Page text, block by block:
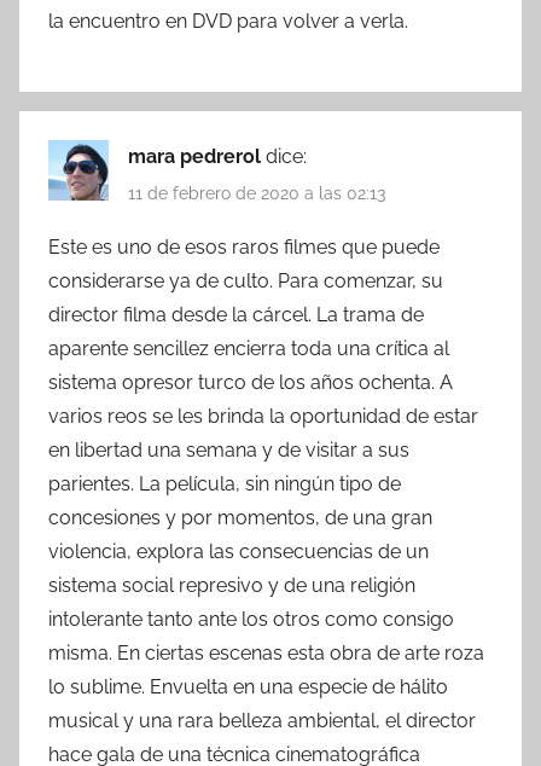
la encuentro en DVD para volver a verla.
mara pedrerol dice:
11 de febrero de 2020 a las 02:13
Este es uno de esos raros filmes que puede
considerarse ya de culto. Para comenzar, su
director filma desde la cárcel. La trama de
aparente sencillez encierra toda una crítica al
sistema opresor turco de los años ochenta. A
varios reos se les brinda la oportunidad de estar
en libertad una semana y de visitar a sus
parientes. La película, sin ningún tipo de
concesiones y por momentos, de una gran
violencia, explora las consecuencias de un
sistema social represivo y de una religión
intolerante tanto ante los otros como consigo
misma. En ciertas escenas esta obra de arte roza
lo sublime. Envuelta en una especie de hálito
musical y una rara belleza ambiental, el director
hace gala de una técnica cinematográfica